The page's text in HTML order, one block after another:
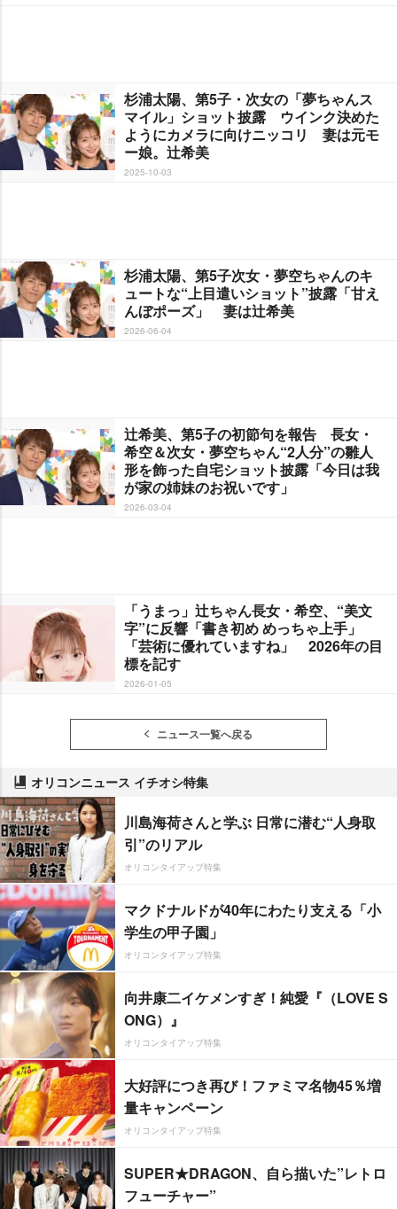
杉浦太陽、第5子・次女の「夢ちゃんス
マイル」ショット披露 ウインク決めた
ようにカメラに向けニッコリ 妻は元モ
ー娘。辻希美
2025-10-03
杉浦太陽、第5子次女・夢空ちゃんのキ
ュートな“上目遣いショット”披露「甘え
んぼポーズ」 妻は辻希美
2026-06-04
辻希美、第5子の初節句を報告 長女・
希空＆次女・夢空ちゃん“2人分”の雛人
形を飾った自宅ショット披露「今日は我
が家の姉妹のお祝いです」
2026-03-04
「うまっ」辻ちゃん長女・希空、“美文
字”に反響「書き初め めっちゃ上手」
「芸術に優れていますね」 2026年の目
標を記す
2026-01-05
ニュース一覧へ戻る
オリコンニュース イチオシ特集
川島海荷さんと学ぶ 日常に潜む“人身取
引”のリアル
オリコンタイアップ特集
マクドナルドが40年にわたり支える「小
学生の甲子園」
オリコンタイアップ特集
向井康二イケメンすぎ！純愛『（LOVE S
ONG）』
オリコンタイアップ特集
大好評につき再び！ファミマ名物45％増
量キャンペーン
オリコンタイアップ特集
SUPER★DRAGON、自ら描いた”レトロ
フューチャー”